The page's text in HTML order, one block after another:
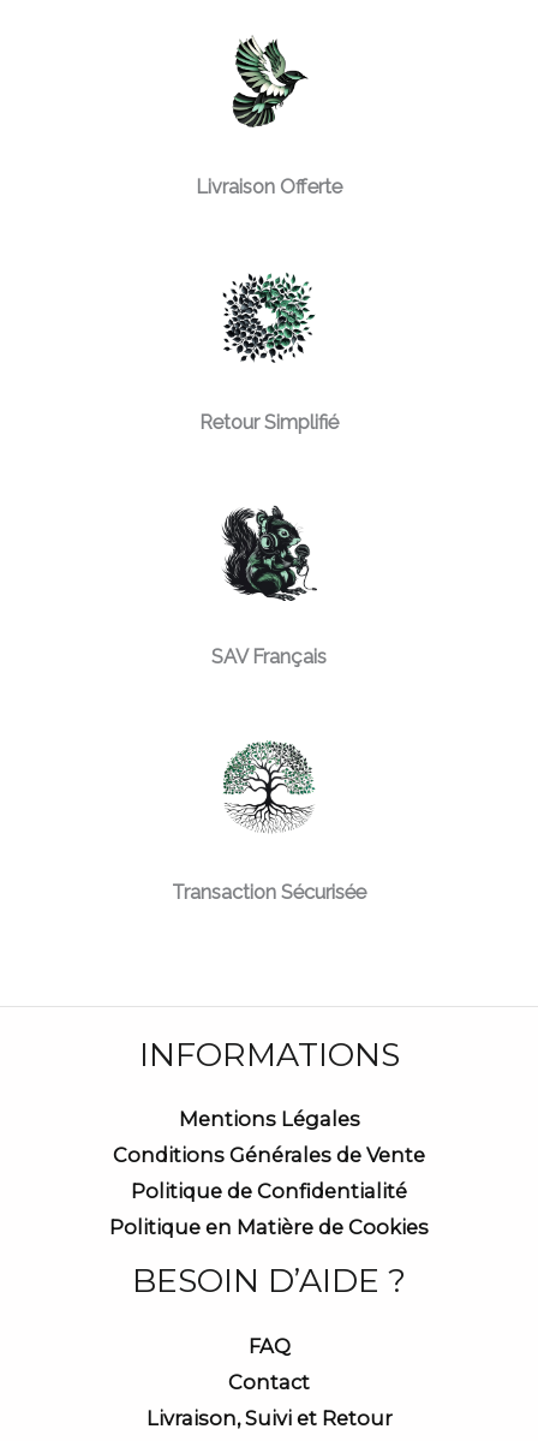
Livraison Offerte
Retour Simplifié
SAV Français
Transaction Sécurisée
INFORMATIONS
Mentions Légales
Conditions Générales de Vente
Politique de Confidentialité
Politique en Matière de Cookies
BESOIN D’AIDE ?
FAQ
Contact
Livraison, Suivi et Retour